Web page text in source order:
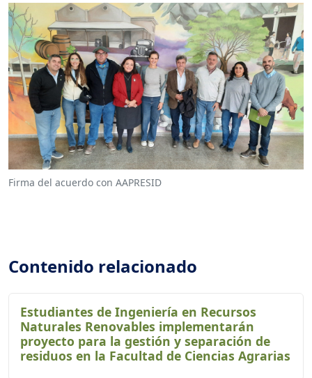
Firma del acuerdo con AAPRESID
Contenido relacionado
Estudiantes de Ingeniería en Recursos
Naturales Renovables implementarán
proyecto para la gestión y separación de
residuos en la Facultad de Ciencias Agrarias